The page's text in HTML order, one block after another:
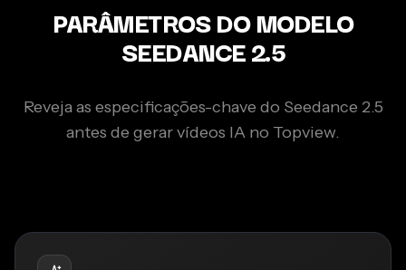
PARÂMETROS DO MODELO
SEEDANCE 2.5
Reveja as especificações-chave do Seedance 2.5
antes de gerar vídeos IA no Topview.